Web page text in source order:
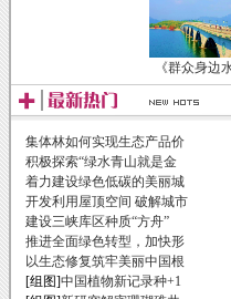
《群众身边
集体林如何实现生态产品价
积极探索“绿水青山就是金
着力建设绿色低碳的美丽城
开发利用屋顶空间 破解城市
建设三峡库区种质“方舟”
推进全面绿色转型，加快形
以生态修复筑牢美丽中国根
[组图]中国植物新记录种+1